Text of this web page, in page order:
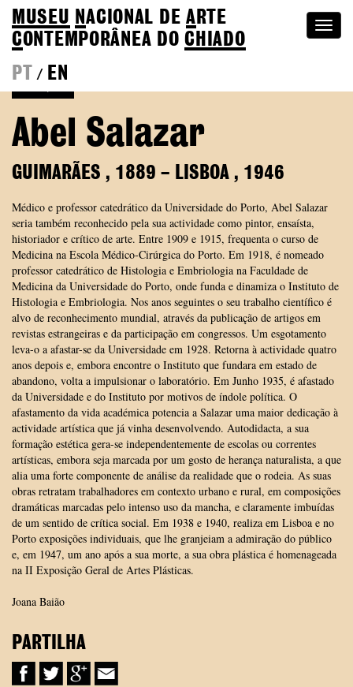
MUSEU NACIONAL DEA RTE
CONTEMPORÂNEA DOCHIADO
PT
/ EN
Abel Salazar
GUIMARÃES , 1889 – LISBOA , 1946
Médico e professor catedrático da Universidade do Porto, Abel Salazar
seria também reconhecido pela sua actividade como pintor, ensaísta,
historiador e crítico de arte. Entre 1909 e 1915, frequenta o curso de
Medicina na Escola Médico-Cirúrgica do Porto. Em 1918, é nomeado
professor catedrático de Histologia e Embriologia na Faculdade de
Medicina da Universidade do Porto, onde funda e dinamiza o Instituto de
Histologia e Embriologia. Nos anos seguintes o seu trabalho científico é
alvo de reconhecimento mundial, através da publicação de artigos em
revistas estrangeiras e da participação em congressos. Um esgotamento
leva-o a afastar-se da Universidade em 1928. Retorna à actividade quatro
anos depois e, embora encontre o Instituto que fundara em estado de
abandono, volta a impulsionar o laboratório. Em Junho 1935, é afastado
da Universidade e do Instituto por motivos de índole política. O
afastamento da vida académica potencia a Salazar uma maior dedicação à
actividade artística que já vinha desenvolvendo. Autodidacta, a sua
formação estética gera-se independentemente de escolas ou correntes
artísticas, embora seja marcada por um gosto de herança naturalista, a que
alia uma forte componente de análise da realidade que o rodeia. As suas
obras retratam trabalhadores em contexto urbano e rural, em composições
dramáticas marcadas pelo intenso uso da mancha, e claramente imbuídas
de um sentido de crítica social. Em 1938 e 1940, realiza em Lisboa e no
Porto exposições individuais, que lhe granjeiam a admiração do público
e, em 1947, um ano após a sua morte, a sua obra plástica é homenageada
na II Exposição Geral de Artes Plásticas.
Joana Baião
PARTILHA